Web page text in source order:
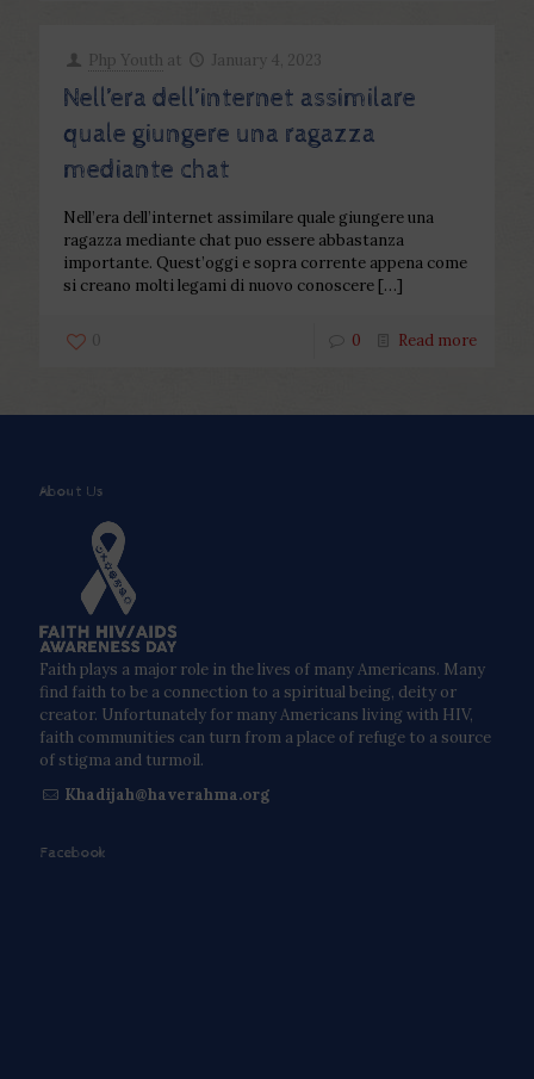
Php Youth at January 4, 2023
Nell’era dell’internet assimilare
quale giungere una ragazza
mediante chat
Nell’era dell’internet assimilare quale giungere una
ragazza mediante chat puo essere abbastanza
importante. Quest’oggi e sopra corrente appena come
si creano molti legami di nuovo conoscere […]
0 0 Read more
About Us
Faith plays a major role in the lives of many Americans. Many
find faith to be a connection to a spiritual being, deity or
creator. Unfortunately for many Americans living with HIV,
faith communities can turn from a place of refuge to a source
of stigma and turmoil.
Khadijah@haverahma.org
Facebook